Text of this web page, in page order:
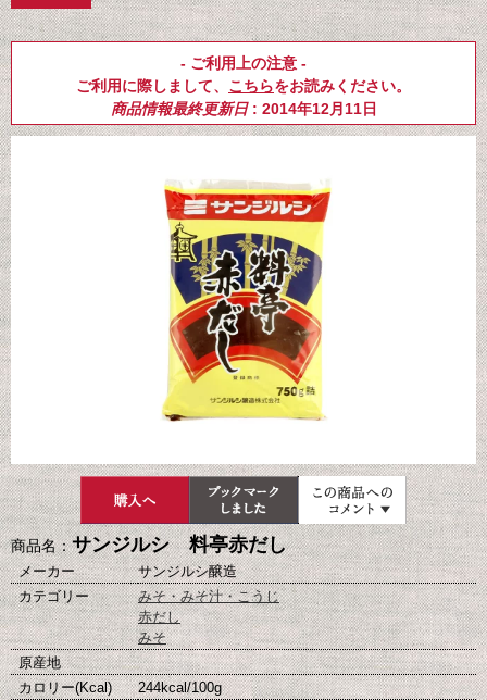
- ご利用上の注意 -
ご利用に際しまして、 こちらをお読みください。
商品情報最終更新日: 2014年12月11日
商品名：サンジルシ 料亭赤だし
メーカー
サンジルシ醸造
カテゴリー
みそ・みそ汁・こうじ
赤だし
みそ
原産地
カロリー(Kcal)
244kcal/100g